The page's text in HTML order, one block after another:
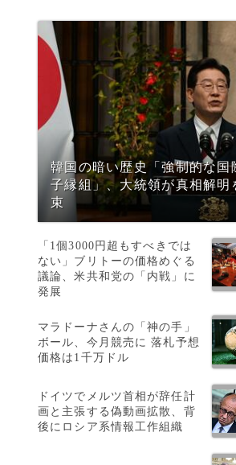
韓国の暗い歴史「強制的な国
子縁組」、大統領が真相解明
束
「1個3000円超もすべきでは
ない」ブリトーの価格めぐる
議論、米共和党の「内戦」に
発展
マラドーナさんの「神の手」
ボール、今月競売に 落札予想
価格は1千万ドル
ドイツでメルツ首相が辞任計
画と主張する偽動画拡散、背
後にロシア系情報工作組織